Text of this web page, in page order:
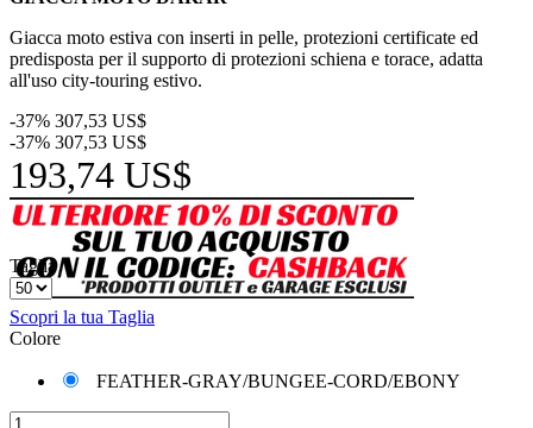
Giacca moto estiva con inserti in pelle, protezioni certificate ed
predisposta per il supporto di protezioni schiena e torace, adatta
all'uso city-touring estivo.
-37% 307,53 US$
-37% 307,53 US$
193,74 US$
Taglia
Scopri la tua Taglia
Colore
FEATHER-GRAY/BUNGEE-CORD/EBONY